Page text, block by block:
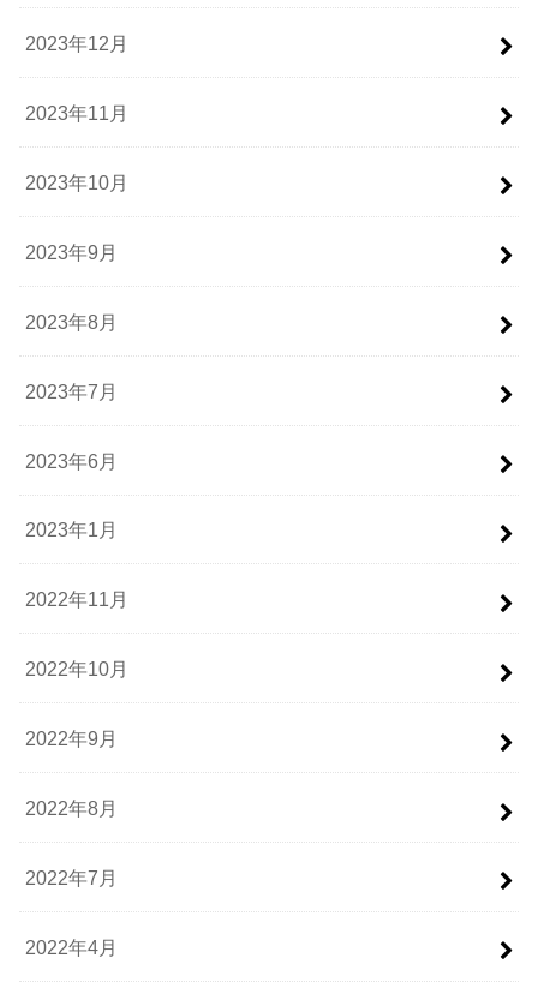
2023年12月
2023年11月
2023年10月
2023年9月
2023年8月
2023年7月
2023年6月
2023年1月
2022年11月
2022年10月
2022年9月
2022年8月
2022年7月
2022年4月